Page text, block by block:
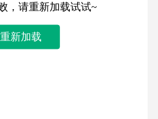
，请重新加载试试~
重新加载